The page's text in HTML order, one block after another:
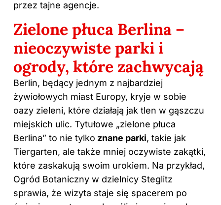
przez tajne agencje.
Zielone płuca Berlina –
nieoczywiste parki i
ogrody, które zachwycają
Berlin, będący jednym z najbardziej
żywiołowych miast Europy, kryje w sobie
oazy zieleni, które działają jak tlen w gąszczu
miejskich ulic. Tytułowe „zielone płuca
Berlina” to nie tylko znane parki, takie jak
Tiergarten, ale także mniej oczywiste zakątki,
które zaskakują swoim urokiem. Na przykład,
Ogród Botaniczny w dzielnicy Steglitz
sprawia, że wizyta staje się spacerem po